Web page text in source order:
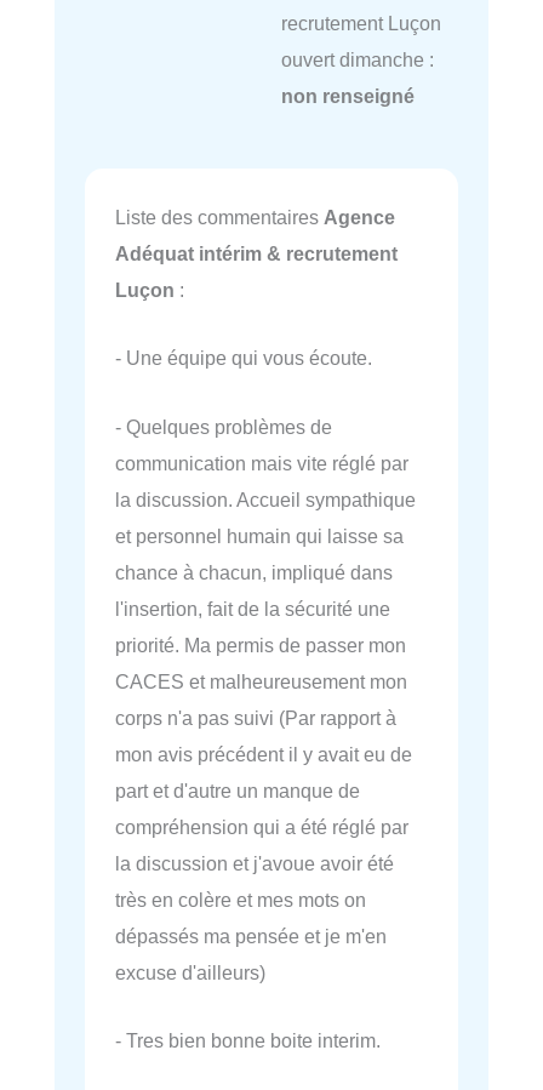
recrutement Luçon
ouvert dimanche :
non renseigné
Liste des commentaires Agence
Adéquat intérim & recrutement
Luçon :
- Une équipe qui vous écoute.
- Quelques problèmes de
communication mais vite réglé par
la discussion. Accueil sympathique
et personnel humain qui laisse sa
chance à chacun, impliqué dans
l'insertion, fait de la sécurité une
priorité. Ma permis de passer mon
CACES et malheureusement mon
corps n'a pas suivi (Par rapport à
mon avis précédent il y avait eu de
part et d'autre un manque de
compréhension qui a été réglé par
la discussion et j'avoue avoir été
très en colère et mes mots on
dépassés ma pensée et je m'en
excuse d'ailleurs)
- Tres bien bonne boite interim.